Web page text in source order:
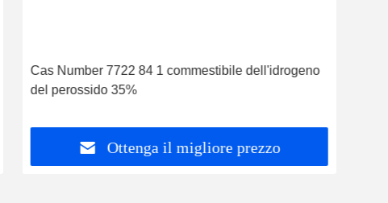
Cas Number 7722 84 1 commestibile dell'idrogeno
del perossido 35%
Ottenga il migliore prezzo